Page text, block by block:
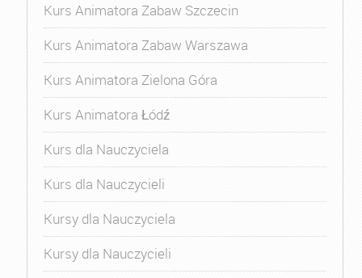
Kurs Animatora Zabaw Szczecin
Kurs Animatora Zabaw Warszawa
Kurs Animatora Zielona Góra
Kurs Animatora Łódź
Kurs dla Nauczyciela
Kurs dla Nauczycieli
Kursy dla Nauczyciela
Kursy dla Nauczycieli